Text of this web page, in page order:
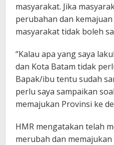
masyarakat. Jika
perubahan dan
masyarakat tidak boleh
“Kalau apa yang saya
dan Kota Batam tidak
Bapak/ibu tentu sudah
perlu saya sampaikan
memajukan Provinsi ke
HMR mengatakan telah
merubah dan memajukan